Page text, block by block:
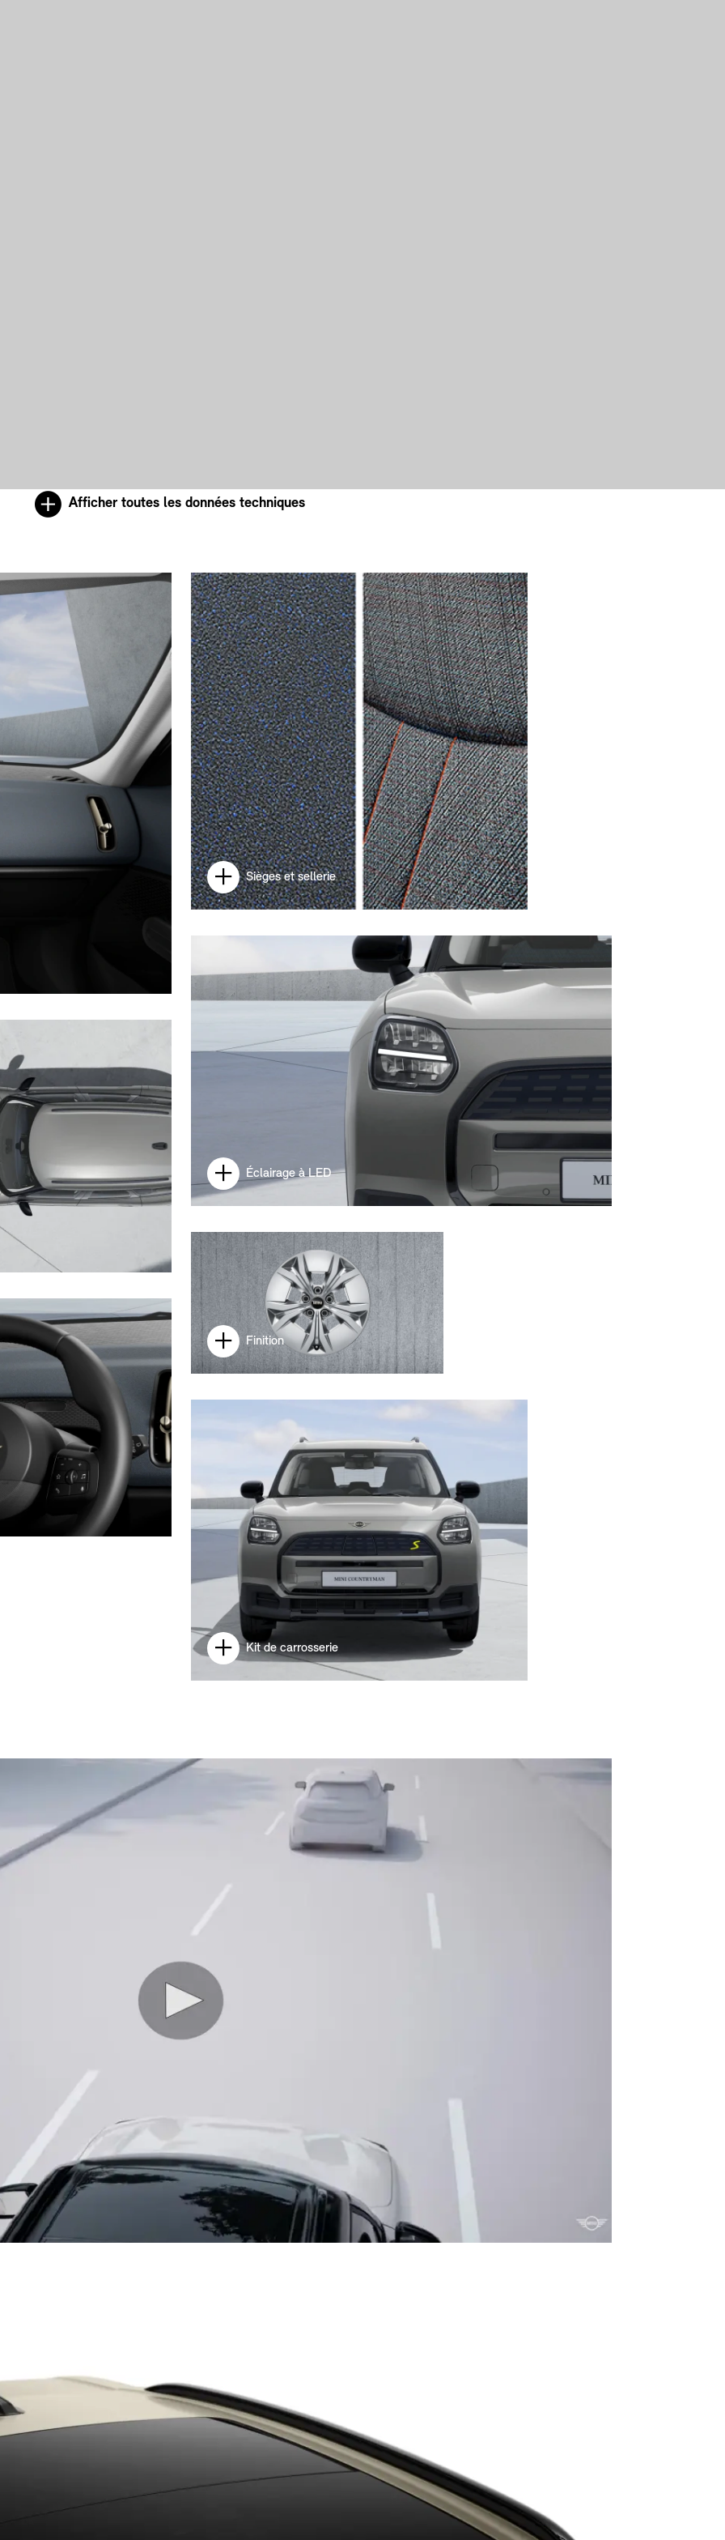
Afficher toutes les données techniques
Sièges et sellerie
Éclairage à LED
Finition
Kit de carrosserie